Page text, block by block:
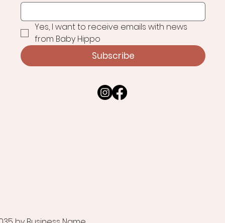
Yes, I want to receive emails with news
from Baby Hippo
Subscribe